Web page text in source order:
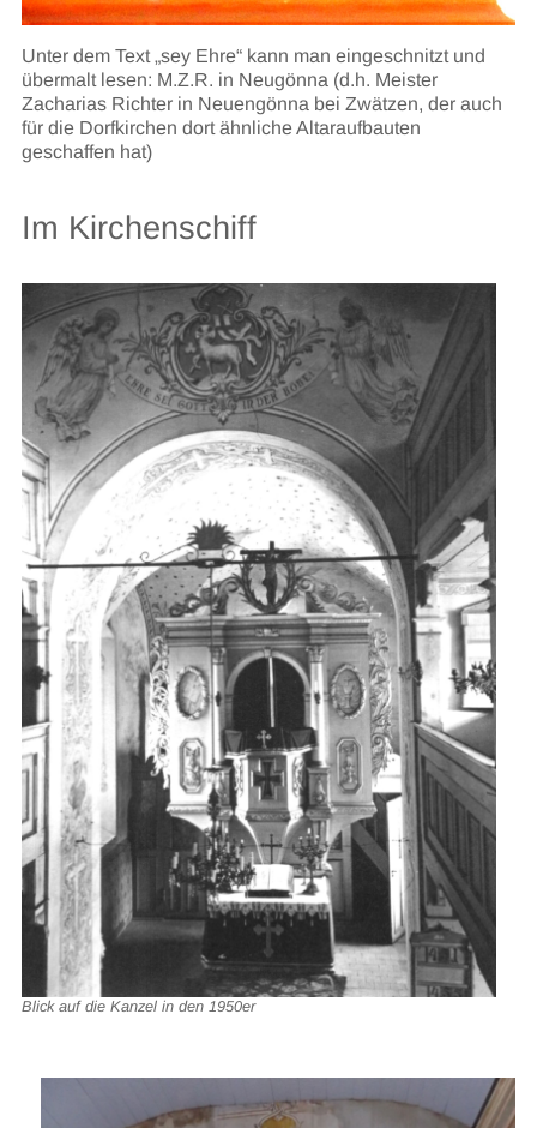
Unter dem Text „sey Ehre“ kann man eingeschnitzt und
übermalt lesen: M.Z.R. in Neugönna (d.h. Meister
Zacharias Richter in Neuengönna bei Zwätzen, der auch
für die Dorfkirchen dort ähnliche Altaraufbauten
geschaffen hat)
Im Kirchenschiff
Blick auf die Kanzel in den 1950er